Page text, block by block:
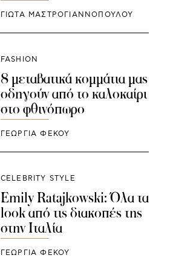
ΓΙΩΤΑ ΜΑΣΤΡΟΓΙΑΝΝΟΠΟΥΛΟΥ
FASHION
8 μεταβατικά κομμάτια μας
οδηγούν από το καλοκαίρι
στο φθινόπωρο
ΓΕΩΡΓΙΑ ΦΕΚΟΥ
CELEBRITY STYLE
Emily Ratajkowski: Όλα τα
look από τις διακοπές της
στην Ιταλία
ΓΕΩΡΓΙΑ ΦΕΚΟΥ